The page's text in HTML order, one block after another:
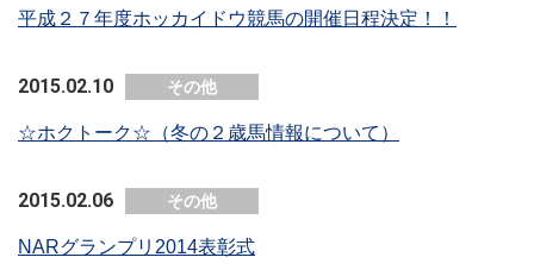
平成２７年度ホッカイドウ競馬の開催日程決定！！
2015.02.10 その他
☆ホクトーク☆（冬の２歳馬情報について）
2015.02.06 その他
NARグランプリ2014表彰式